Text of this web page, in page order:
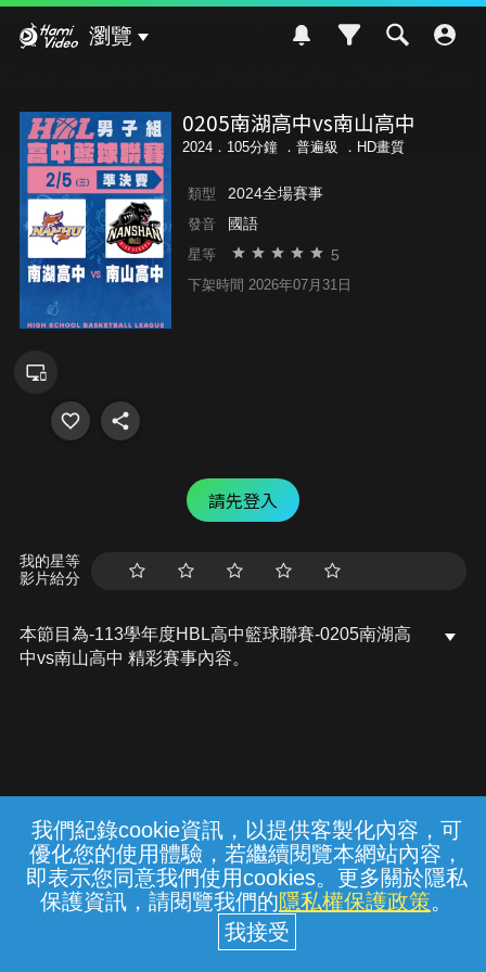
我們紀錄cookie資訊，以提供客製化內容，可
優化您的使用體驗，若繼續閱覽本網站內容，
即表示您同意我們使用cookies。更多關於隱私
保護資訊，請閱覽我們的隱私權保護政策。
瀏覽
0205南湖高中vs南山高中
2024．105分鐘 ． 普遍級 ．HD畫質
類型 2024全場賽事
發音 國語
星等 5
下架時間 2026年07月31日
請先登入
我的星等
影片給分
本節目為-113學年度HBL高中籃球聯賽-0205南湖高
中vs南山高中 精彩賽事內容。
常見問題 線上客服 服務條款 隱私權保護
中華電信股份有限公司個人家庭分公司
(統一編號：96979949) © 2026
{{notifyMsg}}